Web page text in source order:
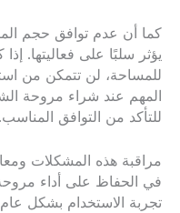
كما أن عدم توافق حجم
يؤثر سلبًا على فعاليتها.
للمساحة، لن تتمكن من
المهم عند شراء مروحة
للتأكد من التوافق المناسب.
مراقبة هذه المشكلات
في الحفاظ على أداء
تجربة الاستخدام بشكل